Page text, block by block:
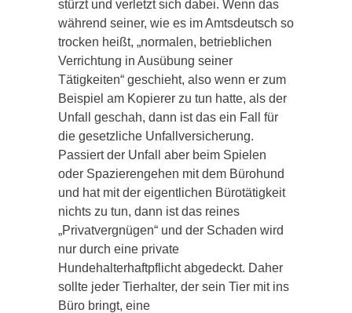
stürzt und verletzt sich dabei. Wenn das
während seiner, wie es im Amtsdeutsch so
trocken heißt, „normalen, betrieblichen
Verrichtung in Ausübung seiner
Tätigkeiten“ geschieht, also wenn er zum
Beispiel am Kopierer zu tun hatte, als der
Unfall geschah, dann ist das ein Fall für
die gesetzliche Unfallversicherung.
Passiert der Unfall aber beim Spielen
oder Spazierengehen mit dem Bürohund
und hat mit der eigentlichen Bürotätigkeit
nichts zu tun, dann ist das reines
„Privatvergnügen“ und der Schaden wird
nur durch eine private
Hundehalterhaftpflicht abgedeckt. Daher
sollte jeder Tierhalter, der sein Tier mit ins
Büro bringt, eine